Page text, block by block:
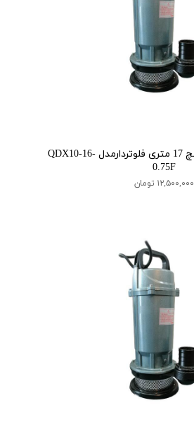
پمپ کفکش راین2 اینچ 17 متری فلوتردارمدل QDX10-16-
0.75F
۱۲,۵۰۰,۰۰۰ تومان